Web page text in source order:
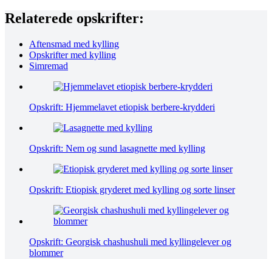
Relaterede opskrifter:
Aftensmad med kylling
Opskrifter med kylling
Simremad
Opskrift: Hjemmelavet etiopisk berbere-krydderi
Opskrift: Nem og sund lasagnette med kylling
Opskrift: Etiopisk gryderet med kylling og sorte linser
Opskrift: Georgisk chashushuli med kyllingelever og
blommer